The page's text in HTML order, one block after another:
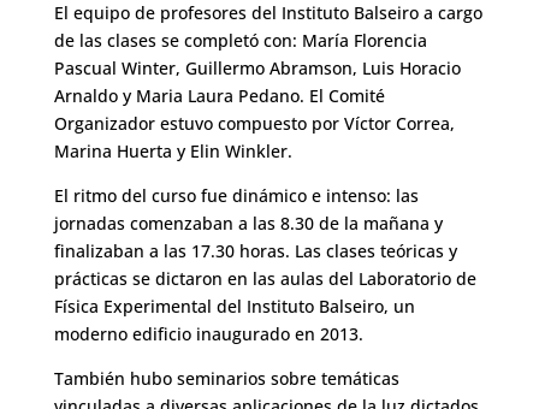
El equipo de profesores del Instituto Balseiro a cargo
de las clases se completó con: María Florencia
Pascual Winter, Guillermo Abramson, Luis Horacio
Arnaldo y Maria Laura Pedano. El Comité
Organizador estuvo compuesto por Víctor Correa,
Marina Huerta y Elin Winkler.
El ritmo del curso fue dinámico e intenso: las
jornadas comenzaban a las 8.30 de la mañana y
finalizaban a las 17.30 horas. Las clases teóricas y
prácticas se dictaron en las aulas del Laboratorio de
Física Experimental del Instituto Balseiro, un
moderno edificio inaugurado en 2013.
También hubo seminarios sobre temáticas